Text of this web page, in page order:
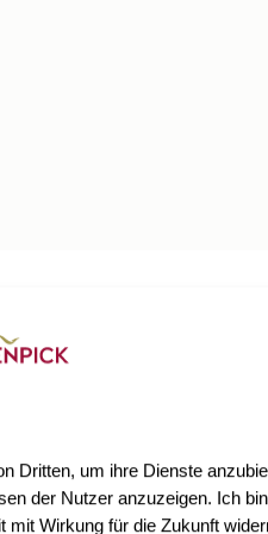
Dritten, um ihre Dienste
der Nutzer anzuzeigen. Ich
mit Wirkung für die Zukunft
in einer der
Hanna nur unweit